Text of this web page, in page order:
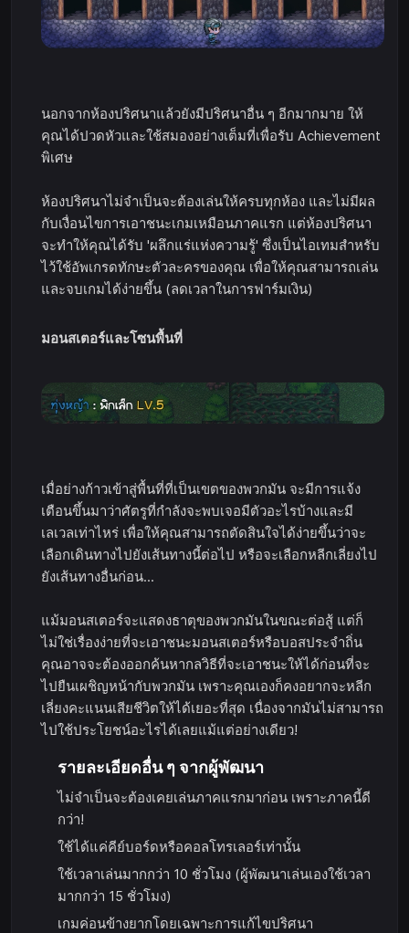
นอกจากห้องปริศนาแล้วยังมีปริศนาอื่น ๆ อีกมากมาย ให้
คุณได้ปวดหัวและใช้สมองอย่างเต็มที่เพื่อรับ Achievement
พิเศษ
ห้องปริศนาไม่จำเป็นจะต้องเล่นให้ครบทุกห้อง และไม่มีผล
กับเงื่อนไขการเอาชนะเกมเหมือนภาคแรก แต่ห้องปริศนา
จะทำให้คุณได้รับ 'ผลึกแร่แห่งความรู้' ซึ่งเป็นไอเทมสำหรับ
ไว้ใช้อัพเกรดทักษะตัวละครของคุณ เพื่อให้คุณสามารถเล่น
และจบเกมได้ง่ายขึ้น (ลดเวลาในการฟาร์มเงิน)
มอนสเตอร์และโซนพื้นที่
เมื่อย่างก้าวเข้าสู่พื้นที่ที่เป็นเขตของพวกมัน จะมีการแจ้ง
เตือนขึ้นมาว่าศัตรูที่กำลังจะพบเจอมีตัวอะไรบ้างและมี
เลเวลเท่าไหร่ เพื่อให้คุณสามารถตัดสินใจได้ง่ายขึ้นว่าจะ
เลือกเดินทางไปยังเส้นทางนี้ต่อไป หรือจะเลือกหลีกเลี่ยงไป
ยังเส้นทางอื่นก่อน...
แม้มอนสเตอร์จะแสดงธาตุของพวกมันในขณะต่อสู้ แต่ก็
ไม่ใช่เรื่องง่ายที่จะเอาชนะมอนสเตอร์หรือบอสประจำถิ่น
คุณอาจจะต้องออกค้นหากลวิธีที่จะเอาชนะให้ได้ก่อนที่จะ
ไปยืนเผชิญหน้ากับพวกมัน เพราะคุณเองก็คงอยากจะหลีก
เลี่ยงคะแนนเสียชีวิตให้ได้เยอะที่สุด เนื่องจากมันไม่สามารถ
ไปใช้ประโยชน์อะไรได้เลยแม้แต่อย่างเดียว!
รายละเอียดอื่น ๆ จากผู้พัฒนา
ไม่จำเป็นจะต้องเคยเล่นภาคแรกมาก่อน เพราะภาคนี้ดี
กว่า!
ใช้ได้แค่คีย์บอร์ดหรือคอลโทรเลอร์เท่านั้น
ใช้เวลาเล่นมากกว่า 10 ชั่วโมง (ผู้พัฒนาเล่นเองใช้เวลา
มากกว่า 15 ชั่วโมง)
เกมค่อนข้างยากโดยเฉพาะการแก้ไขปริศนา